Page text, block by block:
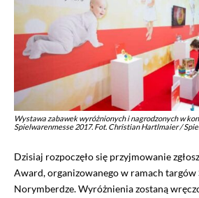
Wystawa zabawek wyróżnionych i nagrodzonych w
Spielwarenmesse 2017. Fot. Christian Hartlmaier /
Dzisiaj rozpoczęło się przyjmowanie
Award, organizowanego w ramach targów
Norymberdze. Wyróżnienia zostaną